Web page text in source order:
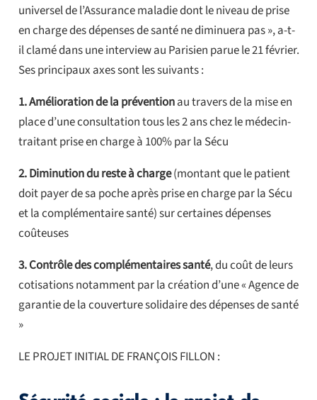
universel de l’Assurance maladie dont le niveau de prise
en charge des dépenses de santé ne diminuera pas », a-t-
il clamé dans une interview au Parisien parue le 21 février.
Ses principaux axes sont les suivants :
1. Amélioration de la préventionau travers de la mise en
place d’une consultation tous les 2 ans chez le médecin-
traitant prise en charge à 100% par la Sécu
2. Diminution du reste à charge(montant que le patient
doit payer de sa poche après prise en charge par la Sécu
et la complémentaire santé) sur certaines dépenses
coûteuses
3. Contrôle des complémentaires santé, du coût de leurs
cotisations notamment par la création d’une « Agence de
garantie de la couverture solidaire des dépenses de santé
»
LE PROJET INITIAL DE FRANÇOIS FILLON :